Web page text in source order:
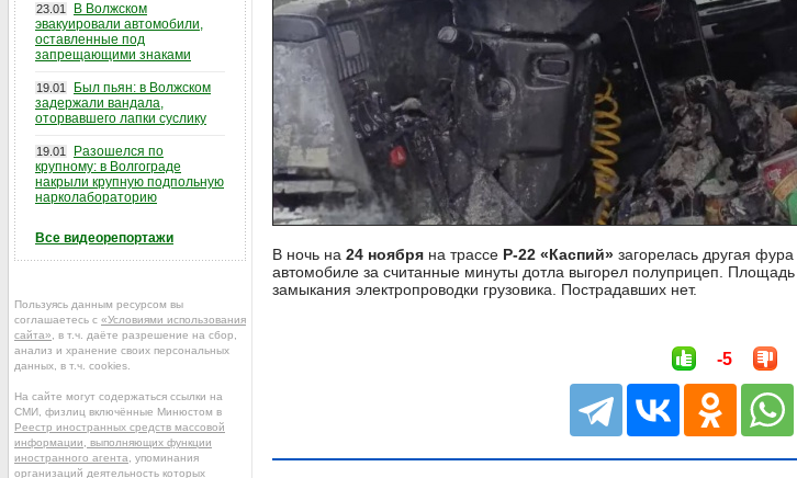
В ночь на 24 ноября на трассе Р-22 «Каспий» загорелась другая
автомобиле за считанные минуты дотла выгорел полуприцеп.
замыкания электропроводки грузовика. Пострадавших нет.
-5
23.01
В Волжском
эвакуировали автомобили,
оставленные под
запрещающими знаками
19.01
Был пьян: в Волжском
задержали вандала,
оторвавшего лапки суслику
19.01
Разошелся по
крупному: в Волгограде
накрыли крупную подпольную
нарколабораторию
Все видеорепортажи
Пользуясь данным ресурсом вы
соглашаетесь с «Условиями использования
сайта» , в т.ч. даёте разрешение на сбор,
анализ и хранение своих персональных
данных, в т.ч. cookies.
На сайте могут содержаться ссылки на
СМИ, физлиц включённые Минюстом в
Реестр иностранных средств массовой
информации, выполняющих функции
иностранного агента , упоминания
организаций деятельность которых